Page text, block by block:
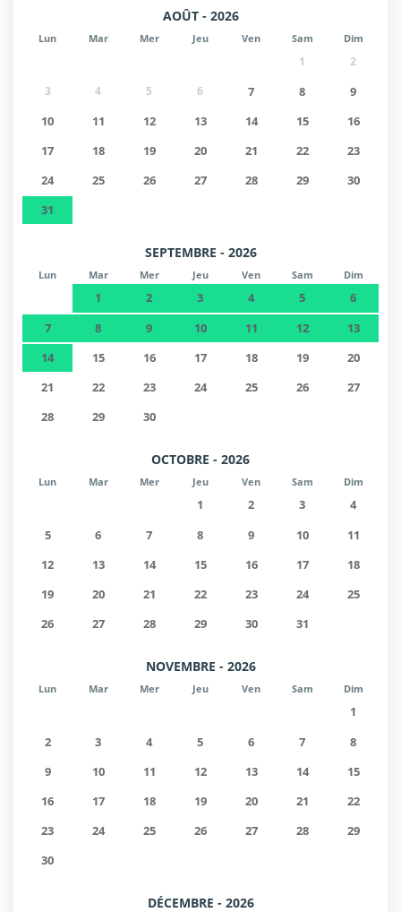
AOÛT - 2026
Lun Mar Mer Jeu Ven Sam Dim
1
2
3
4 5 6 7 8
9
10
11 12 13 14 15
16
17
18 19 20 21 22
23
24
25 26 27 28 29
30
31
SEPTEMBRE - 2026
Lun Mar Mer Jeu Ven Sam Dim
1 2 3 4 5
6
7
8 9 10 11 12
13
14
15 16 17 18 19
20
21
22 23 24 25 26
27
28
29 30
OCTOBRE - 2026
Lun Mar Mer Jeu Ven Sam Dim
1 2 3
4
5
6 7 8 9 10
11
12
13 14 15 16 17
18
19
20 21 22 23 24
25
26
27 28 29 30 31
NOVEMBRE - 2026
Lun Mar Mer Jeu Ven Sam Dim
1
2
3 4 5 6 7
8
9
10 11 12 13 14
15
16
17 18 19 20 21
22
23
24 25 26 27 28
29
30
DÉCEMBRE - 2026